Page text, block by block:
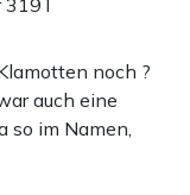
319T
noch ?
auch eine
so im Namen,